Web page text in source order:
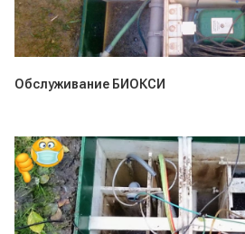
Обслуживание БИОКСИ